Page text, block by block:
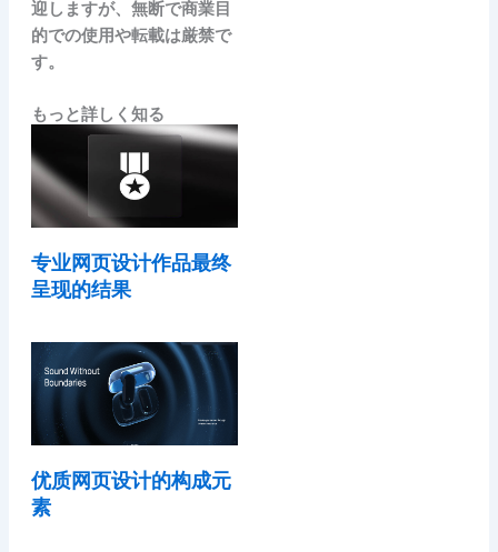
迎しますが、無断で商業目
的での使用や転載は厳禁で
す。
もっと詳しく知る
专业网页设计作品最终
呈现的结果
优质网页设计的构成元
素